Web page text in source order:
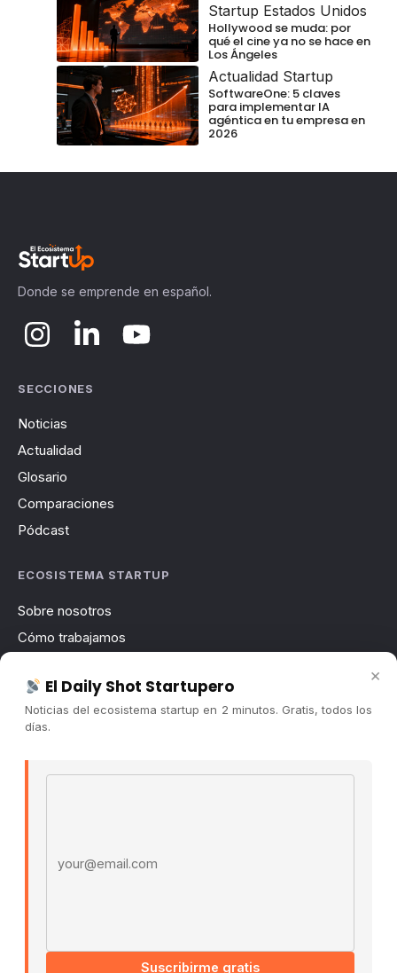
Startup Estados Unidos
Hollywood se muda: por
qué el cine ya no se hace en
Los Ángeles
Actualidad Startup
SoftwareOne: 5 claves
para implementar IA
agéntica en tu empresa en
2026
Donde se emprende en español.
SECCIONES
Noticias
Actualidad
Glosario
Comparaciones
Pódcast
ECOSISTEMA STARTUP
Sobre nosotros
Cómo trabajamos
Contacto
Publicidad
Políticas De Privacidad · Términos De Uso
×
El Daily Shot Startupero
Noticias del ecosistema startup en 2 minutos. Gratis, todos los
días.
Suscribirme gratis